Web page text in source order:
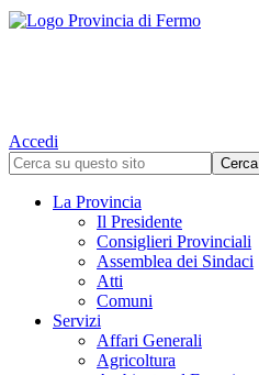
Accedi
La Provincia
Il Presidente
Consiglieri Provinciali
Assemblea dei Sindaci
Atti
Comuni
Servizi
Affari Generali
Agricoltura